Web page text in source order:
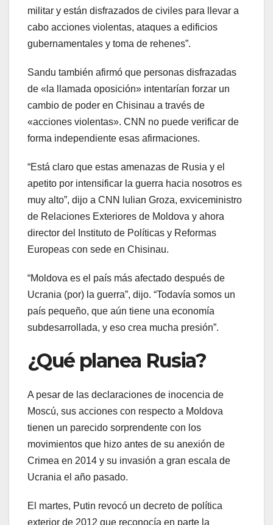
militar y están disfrazados de civiles para llevar a
cabo acciones violentas, ataques a edificios
gubernamentales y toma de rehenes”.
Sandu también afirmó que personas disfrazadas
de «la llamada oposición» intentarían forzar un
cambio de poder en Chisinau a través de
«acciones violentas». CNN no puede verificar de
forma independiente esas afirmaciones.
“Está claro que estas amenazas de Rusia y el
apetito por intensificar la guerra hacia nosotros es
muy alto”, dijo a CNN lulian Groza, exviceministro
de Relaciones Exteriores de Moldova y ahora
director del Instituto de Políticas y Reformas
Europeas con sede en Chisinau.
“Moldova es el país más afectado después de
Ucrania (por) la guerra”, dijo. “Todavía somos un
país pequeño, que aún tiene una economía
subdesarrollada, y eso crea mucha presión”.
¿Qué planea Rusia?
A pesar de las declaraciones de inocencia de
Moscú, sus acciones con respecto a Moldova
tienen un parecido sorprendente con los
movimientos que hizo antes de su anexión de
Crimea en 2014 y su invasión a gran escala de
Ucrania el año pasado.
El martes, Putin revocó un decreto de política
exterior de 2012 que reconocía en parte la